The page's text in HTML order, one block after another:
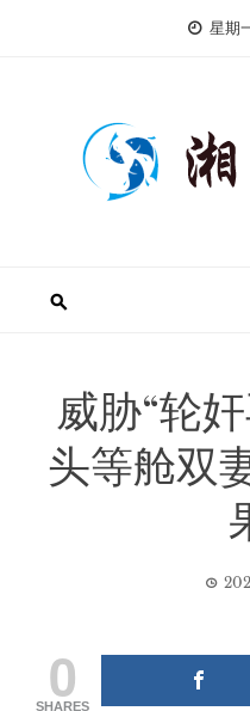
星期
威胁“轮
头等舱双
0
SHARES